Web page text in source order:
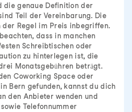
die genaue Definition der
Teil der Vereinbarung. Die
der Regel im Preis inbegriffen.
dass in manchen
Schreibtischen oder
zu hinterlegen ist, die
Monatsgebühren beträgt.
Coworking Space oder
Bern gefunden, kannst du dich
den Anbieter wenden und
Telefonnummer